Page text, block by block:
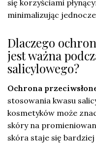
się korzyściami
minimalizując
Dlaczego
jest ważna
salicylowego?
Ochrona
stosowania kwasu
kosmetyków może
skóry na
skóra staje się